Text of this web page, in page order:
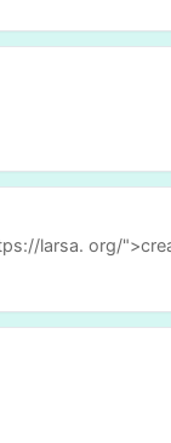
larsa. org/